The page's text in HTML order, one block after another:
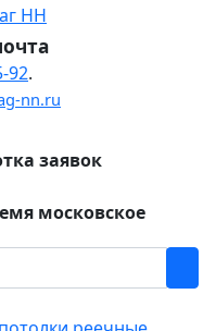
92.
nn.ru
заявок
московское